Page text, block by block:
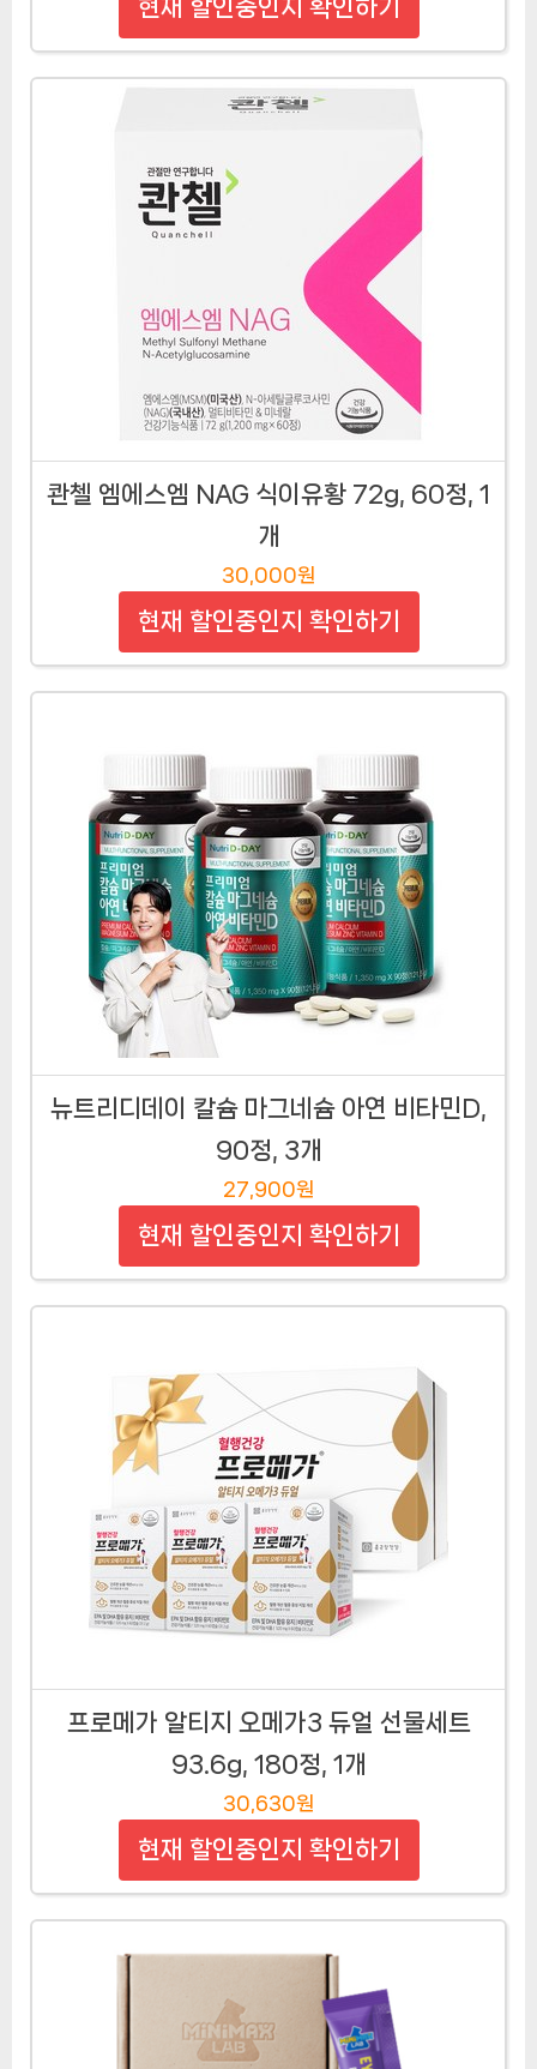
현재 할인중인지 확인하기
콴첼 엠에스엠 NAG 식이유황 72g, 60정, 1
개
30,000원
현재 할인중인지 확인하기
뉴트리디데이 칼슘 마그네슘 아연 비타민D,
90정, 3개
27,900원
현재 할인중인지 확인하기
프로메가 알티지 오메가3 듀얼 선물세트
93.6g, 180정, 1개
30,630원
현재 할인중인지 확인하기